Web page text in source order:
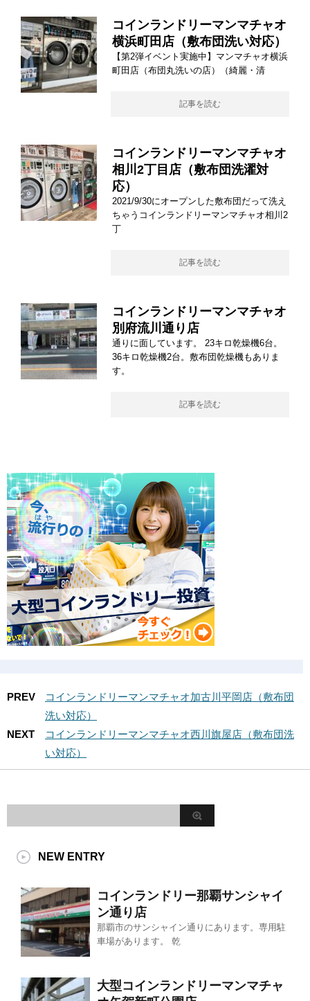
コインランドリーマンマチャオ
横浜町田店（敷布団洗い対応）
【第2弾イベント実施中】マンマチャオ横浜
町田店（布団丸洗いの店）（綺麗・清
記事を読む
コインランドリーマンマチャオ
相川2丁目店（敷布団洗濯対
応）
2021/9/30にオープンした敷布団だって洗え
ちゃうコインランドリーマンマチャオ相川2
丁
記事を読む
コインランドリーマンマチャオ
別府流川通り店
通りに面しています。 23キロ乾燥機6台。
36キロ乾燥機2台。敷布団乾燥機もありま
す。
記事を読む
PREV
コインランドリーマンマチャオ加古川平岡店（敷布団
洗い対応）
NEXT
コインランドリーマンマチャオ西川旗屋店（敷布団洗
い対応）
NEW ENTRY
コインランドリー那覇サンシャイ
ン通り店
那覇市のサンシャイン通りにあります。専用駐
車場があります。 乾
大型コインランドリーマンマチャ